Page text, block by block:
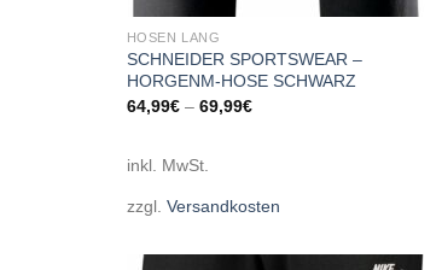
HOSEN LANG
SCHNEIDER SPORTSWEAR –
HORGENM-HOSE SCHWARZ
64,99€– 69,99€
inkl. MwSt.
zzgl. Versandkosten